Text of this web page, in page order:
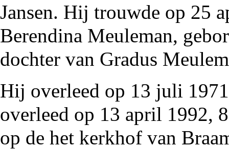
Jansen. Hij trouwde op 25
Berendina Meuleman,
dochter van Gradus
Hij overleed op 13 juli 1971
overleed op 13 april 1992,
op de het kerkhof van